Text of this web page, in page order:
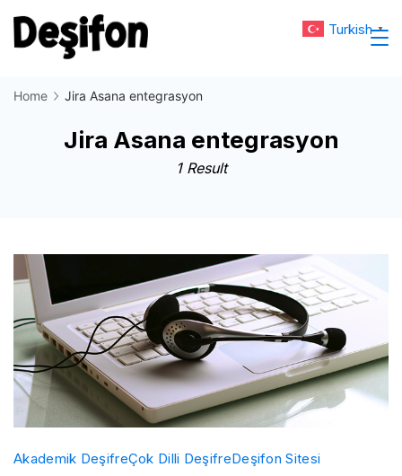
Skip
to
Home Jira Asana entegrasyon
Jira Asana entegrasyon
1 Result
Akademik DeşifreÇok Dilli DeşifreDeşifon Sitesi
Turkish ▼